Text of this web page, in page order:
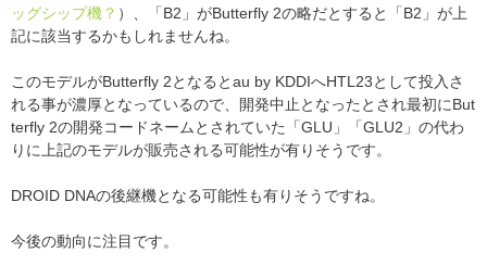
ッグシップ機？ ）、「B2」がButterfly 2の略だとすると「B2」が上
記に該当するかもしれませんね。
このモデルがButterfly 2となるとau by KDDIへHTL23として投入さ
れる事が濃厚となっているので、開発中止となったとされ最初にBut
terfly 2の開発コードネームとされていた「GLU」「GLU2」の代わ
りに上記のモデルが販売される可能性が有りそうです。
DROID DNAの後継機となる可能性も有りそうですね。
今後の動向に注目です。